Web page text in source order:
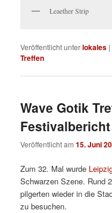
Leaether Strip
Veröffentlicht unterlokales |
Treffen
Wave Gotik
Festivalbericht
Veröffentlicht am15. Juni
Zum 32. Mal wurde
Schwarzen Szene. Rund
pilgerten wieder in die
zu besuchen.